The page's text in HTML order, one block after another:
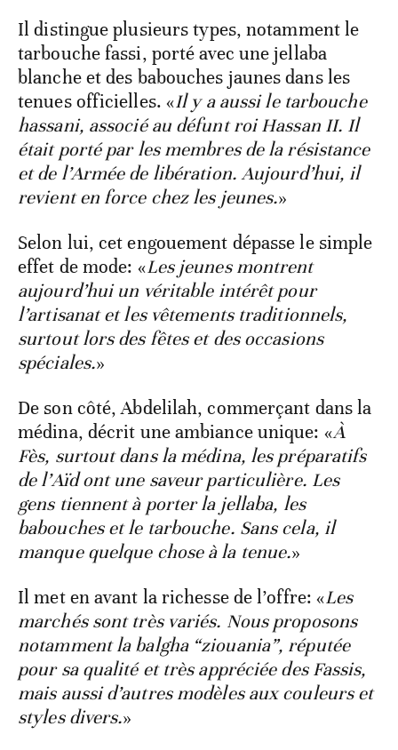
Il distingue plusieurs types, notamment le
tarbouche fassi, porté avec une jellaba
blanche et des babouches jaunes dans les
tenues officielles. «Il y a aussi le tarbouche
hassani, associé au défunt roi Hassan II. Il
était porté par les membres de la résistance
et de l’Armée de libération. Aujourd’hui, il
revient en force chez les jeunes.»
Selon lui, cet engouement dépasse le simple
effet de mode: «Les jeunes montrent
aujourd’hui un véritable intérêt pour
l’artisanat et les vêtements traditionnels,
surtout lors des fêtes et des occasions
spéciales.»
De son côté, Abdelilah, commerçant dans la
médina, décrit une ambiance unique: «À
Fès, surtout dans la médina, les préparatifs
de l’Aïd ont une saveur particulière. Les
gens tiennent à porter la jellaba, les
babouches et le tarbouche. Sans cela, il
manque quelque chose à la tenue.»
Il met en avant la richesse de l’offre: «Les
marchés sont très variés. Nous proposons
notamment la balgha “ziouania”, réputée
pour sa qualité et très appréciée des Fassis,
mais aussi d’autres modèles aux couleurs et
styles divers.»